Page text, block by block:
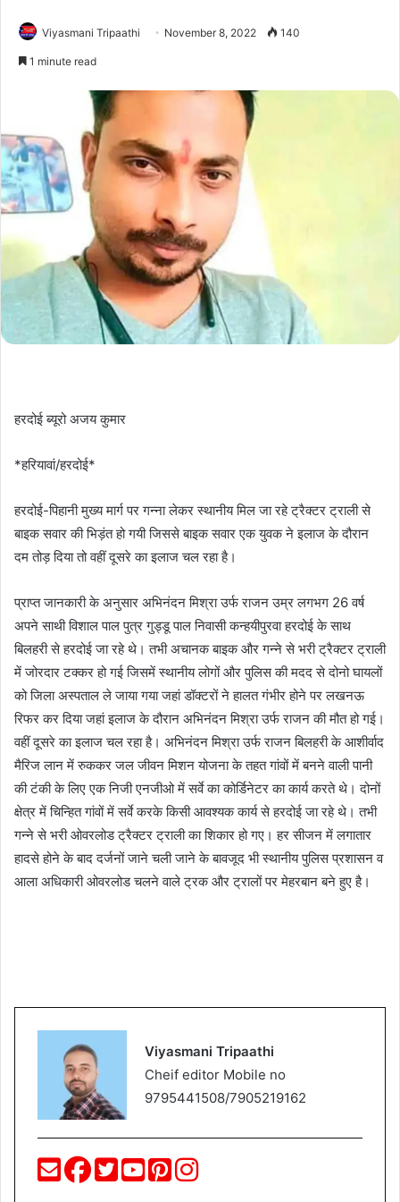
Viyasmani Tripaathi November 8, 2022 140
1 minute read
हरदोई ब्यूरो अजय कुमार
*हरियावां/हरदोई*
हरदोई-पिहानी मुख्य मार्ग पर गन्ना लेकर स्थानीय मिल जा रहे ट्रैक्टर ट्राली से
बाइक सवार की भिड़ंत हो गयी जिससे बाइक सवार एक युवक ने इलाज के दौरान
दम तोड़ दिया तो वहीं दूसरे का इलाज चल रहा है।
प्राप्त जानकारी के अनुसार अभिनंदन मिश्रा उर्फ राजन उम्र लगभग 26 वर्ष
अपने साथी विशाल पाल पुत्र गुड्डू पाल निवासी कन्हयीपुरवा हरदोई के साथ
बिलहरी से हरदोई जा रहे थे। तभी अचानक बाइक और गन्ने से भरी ट्रैक्टर ट्राली
में जोरदार टक्कर हो गई जिसमें स्थानीय लोगों और पुलिस की मदद से दोनो घायलों
को जिला अस्पताल ले जाया गया जहां डॉक्टरों ने हालत गंभीर होने पर लखनऊ
रिफर कर दिया जहां इलाज के दौरान अभिनंदन मिश्रा उर्फ राजन की मौत हो गई।
वहीं दूसरे का इलाज चल रहा है। अभिनंदन मिश्रा उर्फ राजन बिलहरी के आशीर्वाद
मैरिज लान में रुककर जल जीवन मिशन योजना के तहत गांवों में बनने वाली पानी
की टंकी के लिए एक निजी एनजीओ में सर्वे का कोर्डिनेटर का कार्य करते थे। दोनों
क्षेत्र में चिन्हित गांवों में सर्वे करके किसी आवश्यक कार्य से हरदोई जा रहे थे। तभी
गन्ने से भरी ओवरलोड ट्रैक्टर ट्राली का शिकार हो गए। हर सीजन में लगातार
हादसे होने के बाद दर्जनों जाने चली जाने के बावजूद भी स्थानीय पुलिस प्रशासन व
आला अधिकारी ओवरलोड चलने वाले ट्रक और ट्रालों पर मेहरबान बने हुए है।
Viyasmani Tripaathi
Cheif editor Mobile no
9795441508/7905219162